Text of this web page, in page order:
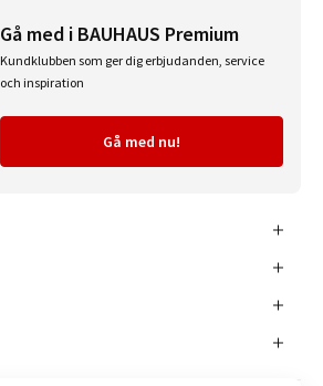
Gå med i BAUHAUS Premium
Kundklubben som ger dig erbjudanden, service
och inspiration
Gå med nu!